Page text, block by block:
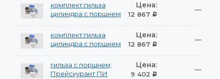
комплект:гильза
цилиндра с поршнем
Цена:
12 867 Р
—
комплект:гильза
цилиндра с поршнем
Цена:
12 867 Р
—
гильза с поршнем;
Прейскурант ПИ
Цена:
9 402 Р
—